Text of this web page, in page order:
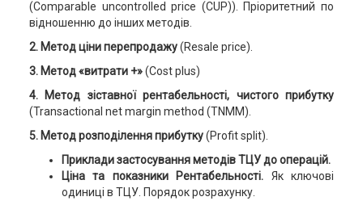
(Comparable uncontrolled price (CUP)). Пріоритетний по
відношенню до інших методів.
2. Метод ціни перепродажу(Resale price).
3. Метод «витрати +»(Cost plus)
4. Метод зіставної рентабельності, чистого прибутку
(Transactional net margin method (TNMM).
5. Метод розподілення прибутку(Profit split).
Прикладизастосування методів ТЦУ до операцій.
Ціна та показники Рентабельності. Як ключові
одиниці в ТЦУ. Порядок розрахунку.